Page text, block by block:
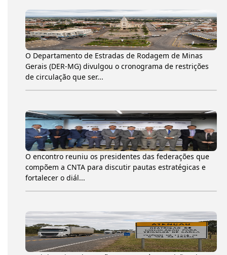
O Departamento de Estradas de Rodagem de Minas
Gerais (DER-MG) divulgou o cronograma de restrições
de circulação que ser...
O encontro reuniu os presidentes das federações que
compõem a CNTA para discutir pautas estratégicas e
fortalecer o diál...